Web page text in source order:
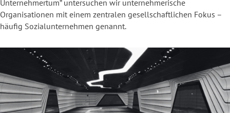
Unternehmertum” untersuchen wir unternehmerische
Organisationen mit einem zentralen gesellschaftlichen Fokus –
häufig Sozialunternehmen genannt.